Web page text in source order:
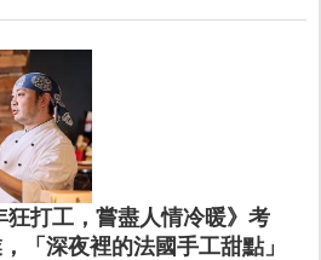
狂打工，嘗盡人情冷暖》考
「深夜裡的法國手工甜點」